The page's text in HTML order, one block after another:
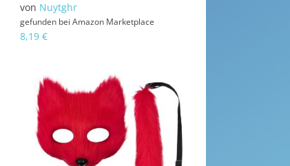
von Nuytghr
gefunden bei Amazon Marketplace
8,19 €